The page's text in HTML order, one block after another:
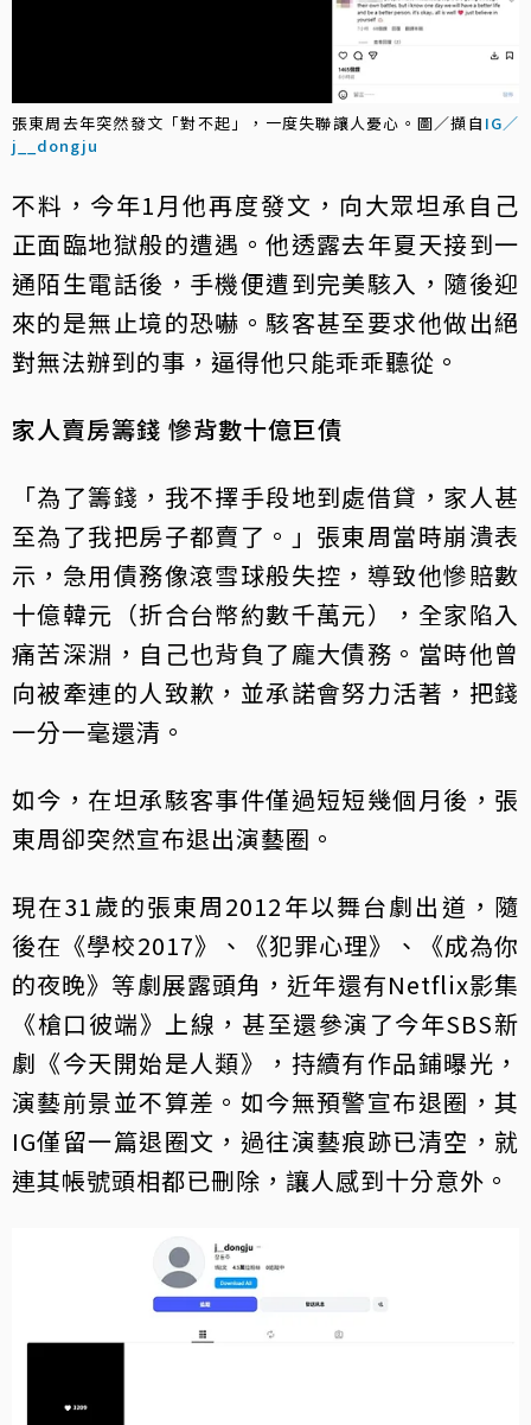
張東周去年突然發文「對不起」，一度失聯讓人憂心。圖／擷自 IG／
j__dongju
不料，今年1月他再度發文，向大眾坦承自己
正面臨地獄般的遭遇。他透露去年夏天接到一
通陌生電話後，手機便遭到完美駭入，隨後迎
來的是無止境的恐嚇。駭客甚至要求他做出絕
對無法辦到的事，逼得他只能乖乖聽從。
家人賣房籌錢 慘背數十億巨債
「為了籌錢，我不擇手段地到處借貸，家人甚
至為了我把房子都賣了。」張東周當時崩潰表
示，急用債務像滾雪球般失控，導致他慘賠數
十億韓元（折合台幣約數千萬元），全家陷入
痛苦深淵，自己也背負了龐大債務。當時他曾
向被牽連的人致歉，並承諾會努力活著，把錢
一分一毫還清。
如今，在坦承駭客事件僅過短短幾個月後，張
東周卻突然宣布退出演藝圈。
現在31歲的張東周2012年以舞台劇出道，隨
後在《學校2017》、《犯罪心理》、《成為你
的夜晚》等劇展露頭角，近年還有Netflix影集
《槍口彼端》上線，甚至還參演了今年SBS新
劇《今天開始是人類》，持續有作品鋪曝光，
演藝前景並不算差。如今無預警宣布退圈，其
IG僅留一篇退圈文，過往演藝痕跡已清空，就
連其帳號頭相都已刪除，讓人感到十分意外。